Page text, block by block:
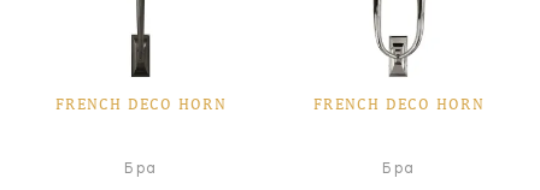
FRENCH DECO HORN
Бра
FRENCH DECO HORN
Бра